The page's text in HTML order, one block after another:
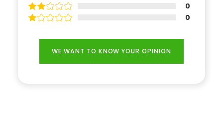
0
0
WE WANT TO KNOW YOUR OPINION